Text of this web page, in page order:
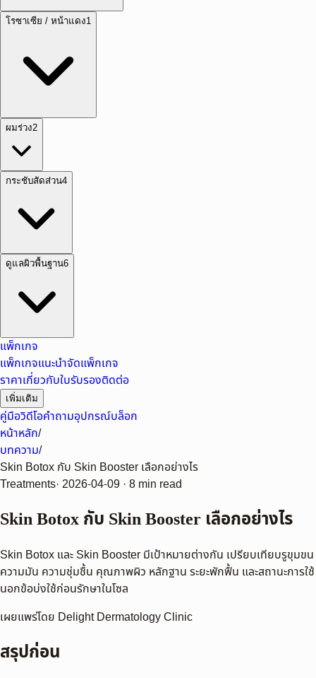
โรซาเซีย / หน้าแดง1
ผมร่วง2
กระชับสัดส่วน4
ดูแลผิวพื้นฐาน6
แพ็กเกจ
แพ็กเกจแนะนำจัดแพ็กเกจ
ราคาเกี่ยวกับใบรับรองติดต่อ
เพิ่มเติม
คู่มือวิดีโอคำถามอุปกรณ์บล็อก
หน้าหลัก/
บทความ/
Skin Botox กับ Skin Booster เลือกอย่างไร
Treatments· 2026-04-09 · 8 min read
Skin Botox กับ Skin Booster เลือกอย่างไร
Skin Botox และ Skin Booster มีเป้าหมายต่างกัน เปรียบเทียบรูขุมขน
ความมัน ความชุ่มชื้น คุณภาพผิว หลักฐาน ระยะพักฟื้น และสถานะการใช้
นอกข้อบ่งใช้ก่อนรักษาในโซล
เผยแพร่โดย Delight Dermatology Clinic
สรุปก่อน